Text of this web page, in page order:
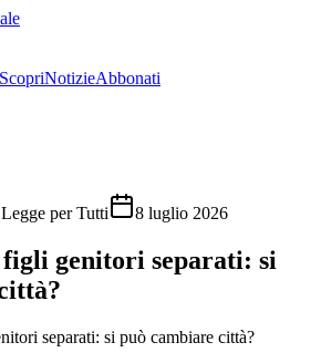
ScopriNotizieAbbonati
per Tutti 8 luglio 2026
genitori separati: si